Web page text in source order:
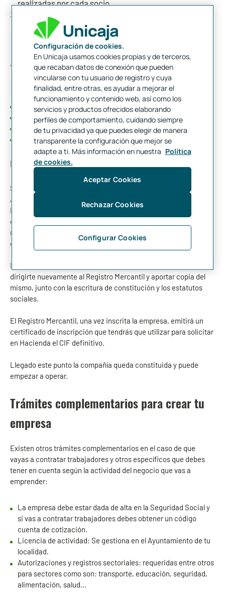
realizadas por cada socio.
Crea los estatutos sociales. En los estatutos se
definirá el objetivo de la empresa, el reparto de
participaciones entre socios y descripción de los
órganos de administración y toma de decisiones.
Notario: Firma escritura constitución. ¿Qué
documentos tienes que llevar al notario?
Certificación negativa del nombre elegido para la empresa.
Certificado del banco con la/s aportación/es al capital social.
Estatutos sociales.
Documentación acreditativa de la identidad de los socios.
Como registrar tu empresa en Hacienda
Solicita un CIF provisional, para ello tendrás que entregar a la
AEAT el modelo 036 (solicitud de alta en el Censo de
Empresarios, profesionales y retenedores) y una copia de la
escritura de constitución y de los estatutos sociales. Hacienda
no te puede entregar el CIF definitivo porque aún no tienes la
empresa inscrita en el Registro Mercantil.
Es por ello que, una vez obtenido el CIF provisional, has de
dirigirte nuevamente al Registro Mercantil y aportar copia del
mismo, junto con la escritura de constitución y los estatutos
sociales.
El Registro Mercantil, una vez inscrita la empresa, emitirá un
certificado de inscripción que tendrás que utilizar para solicitar
en Hacienda el CIF definitivo.
Llegado este punto la compañía queda constituida y puede
empezar a operar.
Trámites complementarios para crear tu
empresa
Existen otros trámites complementarios en el caso de que
vayas a contratar trabajadores y otros específicos que debes
tener en cuenta según la actividad del negocio que vas a
emprender:
La empresa debe estar dada de alta en la Seguridad Social y
si vas a contratar trabajadores debes obtener un código
cuenta de cotización.
Licencia de actividad: Se gestiona en el Ayuntamiento de tu
localidad.
Autorizaciones y registros sectoriales: requeridas entre otros
para sectores como son: transporte, educación, seguridad,
alimentación, salud…
Configuración de cookies.
En Unicaja usamos cookies propias y de terceros,
que recaban datos de conexión que pueden
vincularse con tu usuario de registro y cuya
finalidad, entre otras, es ayudar a mejorar el
funcionamiento y contenido web, así como los
servicios y productos ofrecidos elaborando
perfiles de comportamiento, cuidando siempre
de tu privacidad ya que puedes elegir de manera
transparente la configuración que mejor se
adapte a ti. Más información en nuestra Política
de cookies.
Configurar Cookies
Rechazar Cookies
Aceptar Cookies